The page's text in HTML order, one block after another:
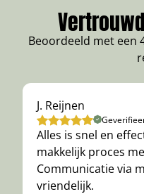
Beoordeeld met een
J. Reijnen
Alles is snel en
makkelijk proces
Communicatie via
vriendelijk.